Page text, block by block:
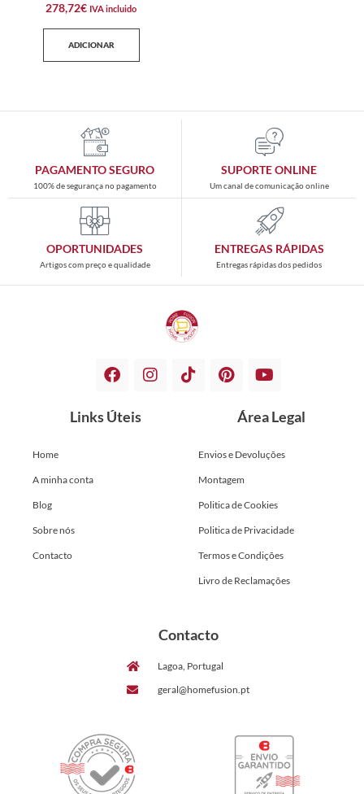
278,72€ IVA incluido
ADICIONAR
PAGAMENTO SEGURO
100% de segurança no pagamento
SUPORTE ONLINE
Um canal de comunicação online
OPORTUNIDADES
Artigos com preço e qualidade
ENTREGAS RÁPIDAS
Entregas rápidas dos pedidos
Links Úteis
Home
A minha conta
Blog
Sobre nós
Contacto
Área Legal
Envios e Devoluções
Montagem
Politica de Cookies
Politica de Privacidade
Termos e Condições
Livro de Reclamações
Contacto
Lagoa, Portugal
geral@homefusion.pt